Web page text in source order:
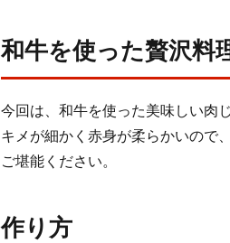
和牛を使った贅沢料
今回は、和牛を使った美味しい肉
キメが細かく赤身が柔らかいので
ご堪能ください。
作り方